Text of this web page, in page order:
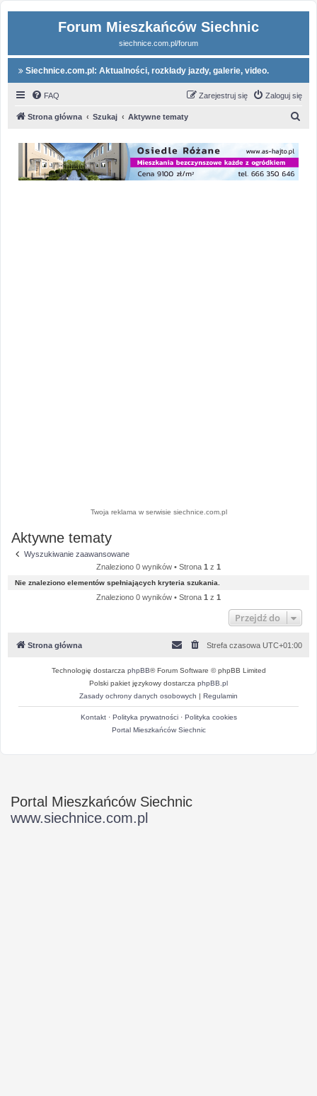
Forum Mieszkańców Siechnic
siechnice.com.pl/forum
Siechnice.com.pl: Aktualności, rozkłady jazdy, galerie, video.
FAQ Zaloguj się
Zarejestruj się
Strona główna Szukaj Aktywne tematy
Twoja reklama w serwisie siechnice.com.pl
Aktywne tematy
Wyszukiwanie zaawansowane
Znaleziono 0 wyników • Strona 1 z 1
Nie znaleziono elementów spełniających kryteria szukania.
Znaleziono 0 wyników • Strona 1 z 1
Przejdź do
Strona główna Strefa czasowa UTC+01:00
Technologię dostarcza phpBB® Forum Software © phpBB Limited
Polski pakiet językowy dostarcza phpBB.pl
Zasady ochrony danych osobowych | Regulamin
Kontakt· Polityka prywatności· Polityka cookies
Portal Mieszkańców Siechnic
Portal Mieszkańców Siechnic
www.siechnice.com.pl